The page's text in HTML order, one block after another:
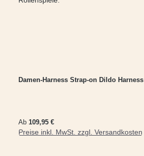
Damen-Harness Strap-on Dildo Harness
Regulärer Preis:
Ab 109,95 €
Preise inkl. MwSt. zzgl. Versandkosten